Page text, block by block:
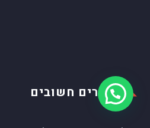
קישורים חשובים